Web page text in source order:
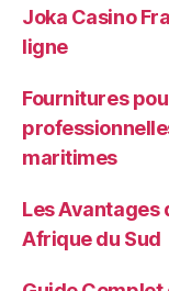
Joka Casino
ligne
Fournitures
maritimes
Les Avantages
Afrique du Sud